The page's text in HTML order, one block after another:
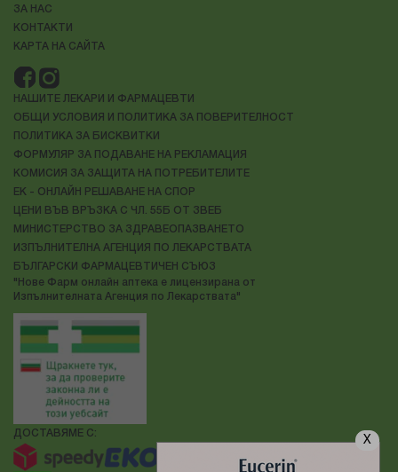
X
ЗА НАС
КОНТАКТИ
КАРТА НА САЙТА
НАШИТЕ ЛЕКАРИ И ФАРМАЦЕВТИ
ОБЩИ УСЛОВИЯ И ПОЛИТИКА ЗА ПОВЕРИТЕЛНОСТ
ПОЛИТИКА ЗА БИСКВИТКИ
ФОРМУЛЯР ЗА ПОДАВАНЕ НА РЕКЛАМАЦИЯ
КОМИСИЯ ЗА ЗАЩИТА НА ПОТРЕБИТЕЛИТЕ
ЕК - ОНЛАЙН РЕШАВАНЕ НА СПОР
ЦЕНИ ВЪВ ВРЪЗКА С ЧЛ. 55Б ОТ ЗВЕБ
МИНИСТЕРСТВО ЗА ЗДРАВЕОПАЗВАНЕТО
ИЗПЪЛНИТЕЛНА АГЕНЦИЯ ПО ЛЕКАРСТВАТА
БЪЛГАРСКИ ФАРМАЦЕВТИЧЕН СЪЮЗ
"Нове Фарм онлайн аптека е лицензирана от
Изпълнителната Агенция по Лекарствата"
ДОСТАВЯМЕ С: